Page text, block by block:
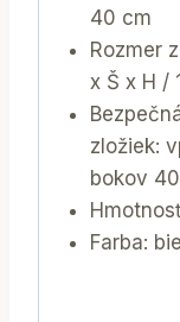
40 cm
Rozmer
x Š x H /
zložiek:
bokov
Farba: